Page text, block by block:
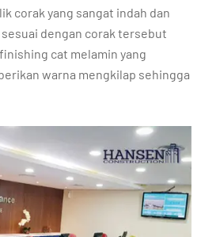
corak yang sangat indah dan
dengan corak tersebut
cat melamin yang
warna mengkilap sehingga